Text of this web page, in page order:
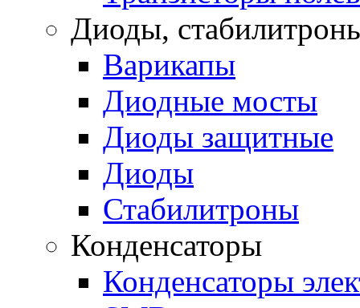
Диоды,
Варикапы
Диодные мосты
Диоды защитные
Диоды
Стабилитроны
Конденсаторы
Конденсаторы